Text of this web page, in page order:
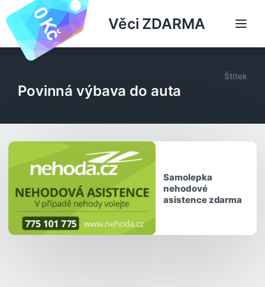
Věci ZDARMA
Štítek
Povinná výbava do auta
Samolepka
nehodové
asistence zdarma